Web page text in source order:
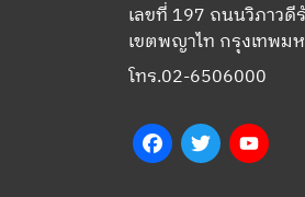
เลขที่ 197 ถนนวิภาวดี
เขตพญาไท กรุงเทพม
โทร.02-6506000
FacebookTwitter